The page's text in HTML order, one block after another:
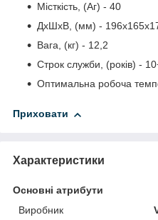
Місткість, (Аг) - 40
ДхШхВ, (мм) -
Вага, (кг) - 12,2
Строк служби, (років) -
Оптимальна робоча
Приховати
Характеристики
Основні атрибути
Виробник